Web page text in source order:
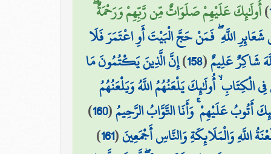
)أُولَٰئِكَ عَلَيْهِمْ صَلَوَاتٌ مِّن رَّبِّهِمْ وَرَحْمَةٌ ۖ
اللَّهِ ۖ فَمَنْ حَجَّ الْبَيْتَ أَوِ اعْتَمَرَ فَلَا
شَاكِرٌ عَلِيمٌ(
158
)إِنَّ الَّذِينَ يَكْتُمُونَ مَا
الْكِتَابِ ۙ أُولَٰئِكَ يَلْعَنُهُمُ اللَّهُ وَيَلْعَنُهُمُ
أَتُوبُ عَلَيْهِمْ ۚ وَأَنَا التَّوَّابُ الرَّحِيمُ(
160
)
اللَّهِ وَالْمَلَائِكَةِ وَالنَّاسِ أَجْمَعِينَ(
161
)